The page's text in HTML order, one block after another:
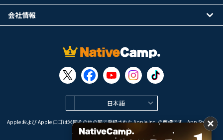
日本語
Apple および Apple ロゴは米国その他の国で登録された Apple Inc. の商標です。App Store は
Apple Inc. のサービスマークです。
会社情報